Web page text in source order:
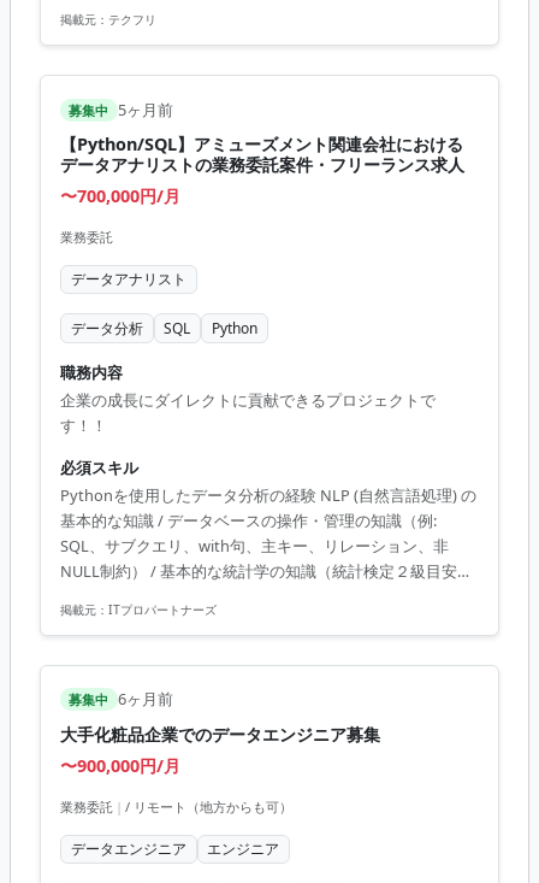
Storage、Cloud Run等）を活用し...
データパイプライン）の設計・構築経験 ・SQL・Pythonを
テクチャの設計経験 ・スケジュール/課題/品質/コスト管理
を含むプロジェクトマネジメント経験 ・技術的な意思決定
への参画および開発メンバーのレビュー/マネジメント経験
掲載元： テクフリ
募集中 5ヶ月前
【Python/SQL】アミューズメント関連会社における
データアナリストの業務委託案件・フリーランス求人
〜700,000円/月
業務委託
データアナリスト
データ分析 SQL Python
職務内容
企業の成長にダイレクトに貢献できるプロジェクトで
す！！
必須スキル
Pythonを使用したデータ分析の経験 NLP (自然言語処理) の
基本的な知識 / データベースの操作・管理の知識（例:
SQL、サブクエリ、with句、主キー、リレーション、非
NULL制約） / 基本的な統計学の知識（統計検定２級目安）
ータ収集の経験 / クライアント折衝の経験 / 機械学習全般に
課題抽出から実装までの経験
掲載元： ITプロパートナーズ
募集中 6ヶ月前
大手化粧品企業でのデータエンジニア募集
〜900,000円/月
業務委託 | / リモート（地方からも可）
データエンジニア エンジニア